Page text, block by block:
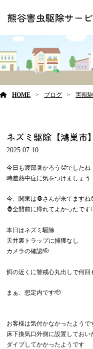
HOME ブログ 害獣
ネズミ駆除【鴻巣市】
2025.07.10
今日も渡部暑かろう🥵でしたね
時差熱中症に気をつけましょう
今、関東は🦍さんが来てますね
🦍全開前に帰れてよかったです
本日はネズミ駆除
天井裏トラップに捕獲なし
カメラの確認🫡
餌の近くに警戒心丸出しで何回
まぁ、想定内です🫡
お客様は気付かなかったようで
床下換気口外側に設置しておい
ダイブしてかかったようです